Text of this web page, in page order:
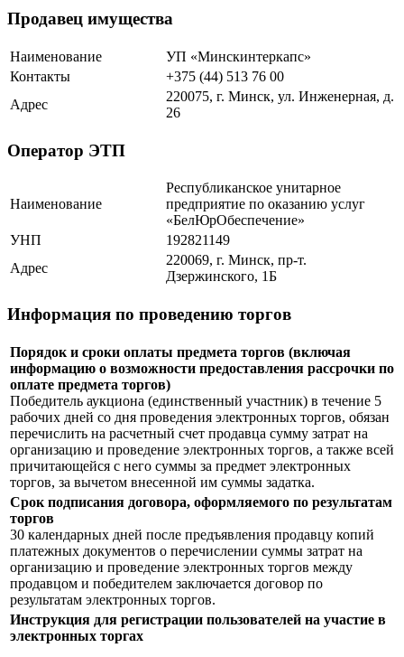
Продавец имущества
Наименование
УП «Минскинтеркапс»
Контакты
+375 (44) 513 76 00
Адрес
220075, г. Минск, ул. Инженерная, д.
26
Оператор ЭТП
Наименование
Республиканское унитарное
предприятие по оказанию услуг
«БелЮрОбеспечение»
УНП
192821149
Адрес
220069, г. Минск, пр-т.
Дзержинского, 1Б
Информация по проведению торгов
Порядок и сроки оплаты предмета торгов (включая
информацию о возможности предоставления рассрочки по
оплате предмета торгов)
Победитель аукциона (единственный участник) в течение 5
рабочих дней со дня проведения электронных торгов, обязан
перечислить на расчетный счет продавца сумму затрат на
организацию и проведение электронных торгов, а также всей
причитающейся с него суммы за предмет электронных
торгов, за вычетом внесенной им суммы задатка.
Срок подписания договора, оформляемого по результатам
торгов
30 календарных дней после предъявления продавцу копий
платежных документов о перечислении суммы затрат на
организацию и проведение электронных торгов между
продавцом и победителем заключается договор по
результатам электронных торгов.
Инструкция для регистрации пользователей на участие в
электронных торгах